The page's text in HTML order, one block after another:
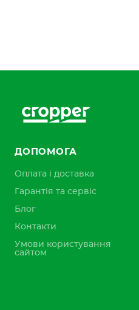
ДОПОМОГА
Оплата і доставка
Гарантія та сервіс
Блог
Контакти
Умови користування
сайтом